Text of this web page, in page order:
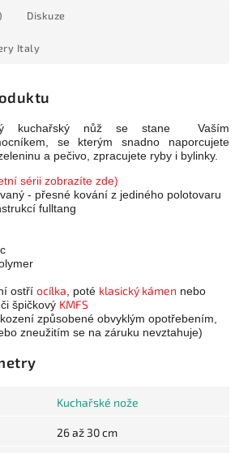
Diskuze
Italy
kuchařský nůž se stane Vaším
se kterým snadno naporcujete
a pečivo, zpracujete ryby i bylinky.
sérii zobrazíte zde)
- přesné kování z jediného polotovaru
fulltang
ostří ocílka , poté klasický kámen nebo
či špičkový KMFS
způsobené obvyklým opotřebením,
zneužitím se na záruku nevztahuje)
Kuchařské nože
26 až 30 cm